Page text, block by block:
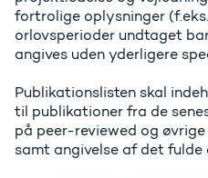
fortrolige oplysninger
orlovsperioder undtaget
angives uden yderligere
Publikationslisten skal
til publikationer fra de
på peer-reviewed og
samt angivelse af det